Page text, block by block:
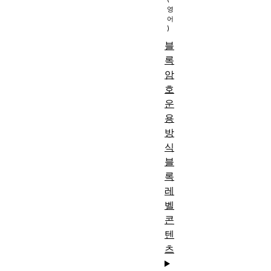
블
록
암
호
운
용
방
식
블
록
레
벨
콘
텐
츠